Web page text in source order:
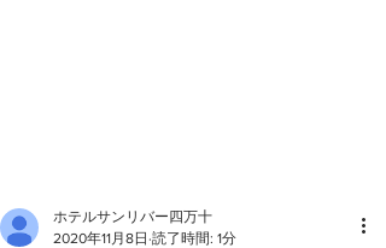
ホテルサンリバー四万十
2020年11月8日 読了時間: 1分